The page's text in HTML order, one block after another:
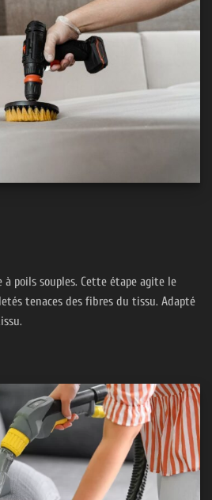
à poils souples. Cette étape agite le
tenaces des fibres du tissu. Adapté